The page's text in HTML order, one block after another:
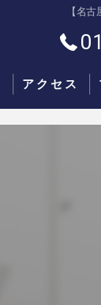
【名
アクセス